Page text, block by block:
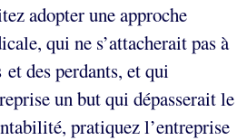
adopter une approche
qui ne s’attacherait pas à
et des perdants, et qui
un but qui dépasserait le
pratiquez l’entreprise